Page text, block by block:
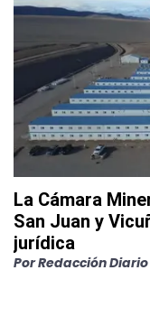
La Cámara
San Juan y
jurídica
PorRedacción